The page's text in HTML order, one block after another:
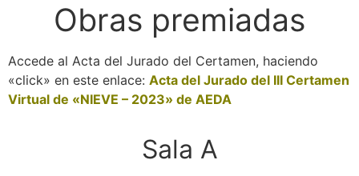
Obras premiadas
Accede al Acta del Jurado del Certamen, haciendo
«click» en este enlace: Acta del Jurado del III Certamen
Virtual de «NIEVE – 2023» de AEDA
Sala A